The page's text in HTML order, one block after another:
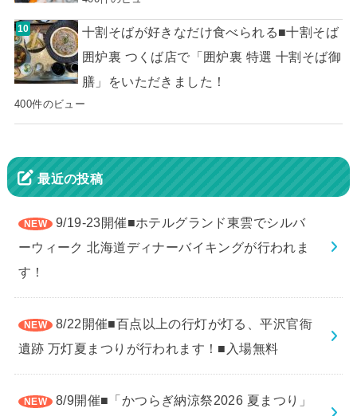
十割そばが好きなだけ食べられる■十割そば
囲炉裏 つくば店で「囲炉裏 特選 十割そば御
膳」をいただきました！
400件のビュー
最近の投稿
9/19-23開催■ホテルグランド東雲でシルバ
ーウィーク 北海道ディナーバイキングが行われま
す！
8/22開催■百点以上の行灯が灯る、平沢官衙
遺跡 万灯夏まつりが行われます！■入場無料
8/9開催■「かつらぎ納涼祭2026 夏まつり」